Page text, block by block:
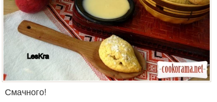
Смачного!